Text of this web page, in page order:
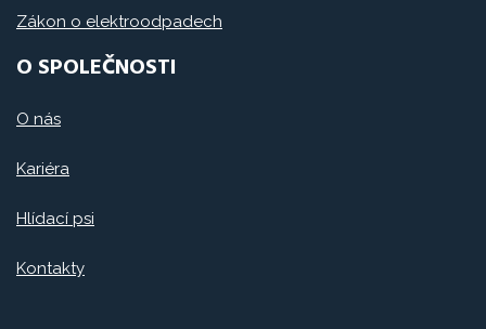
Zákon o elektroodpadech
O SPOLEČNOSTI
O nás
Kariéra
Hlídací psi
Kontakty